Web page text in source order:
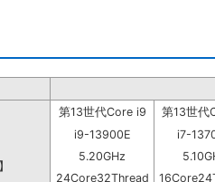
第13世代Core i9
第13世代
i9-13900E
i7-
5.20GHz
24Core32Thread